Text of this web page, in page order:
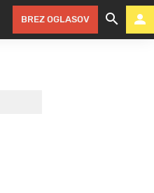
BREZ OGLASOV